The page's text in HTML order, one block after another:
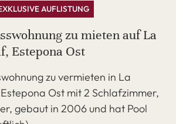
AUFLISTUNG
zu mieten auf La
Estepona Ost
zu vermieten in La
Ost mit 2 Schlafzimmer,
gebaut in 2006 und hat Pool